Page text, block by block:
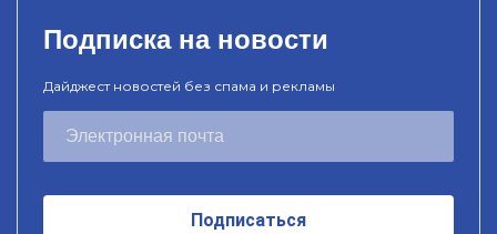
Подписка на новости
Дайджест новостей без спама и рекламы
Подписаться